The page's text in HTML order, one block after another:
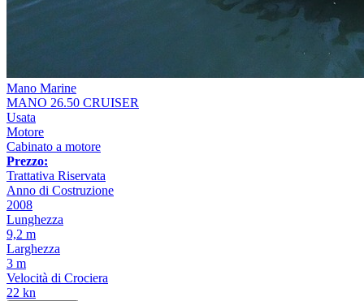
Mano Marine
MANO 26.50 CRUISER
Usata
Motore
Cabinato a motore
Prezzo:
Trattativa Riservata
Anno di Costruzione
2008
Lunghezza
9,2 m
Larghezza
3 m
Velocità di Crociera
22 kn